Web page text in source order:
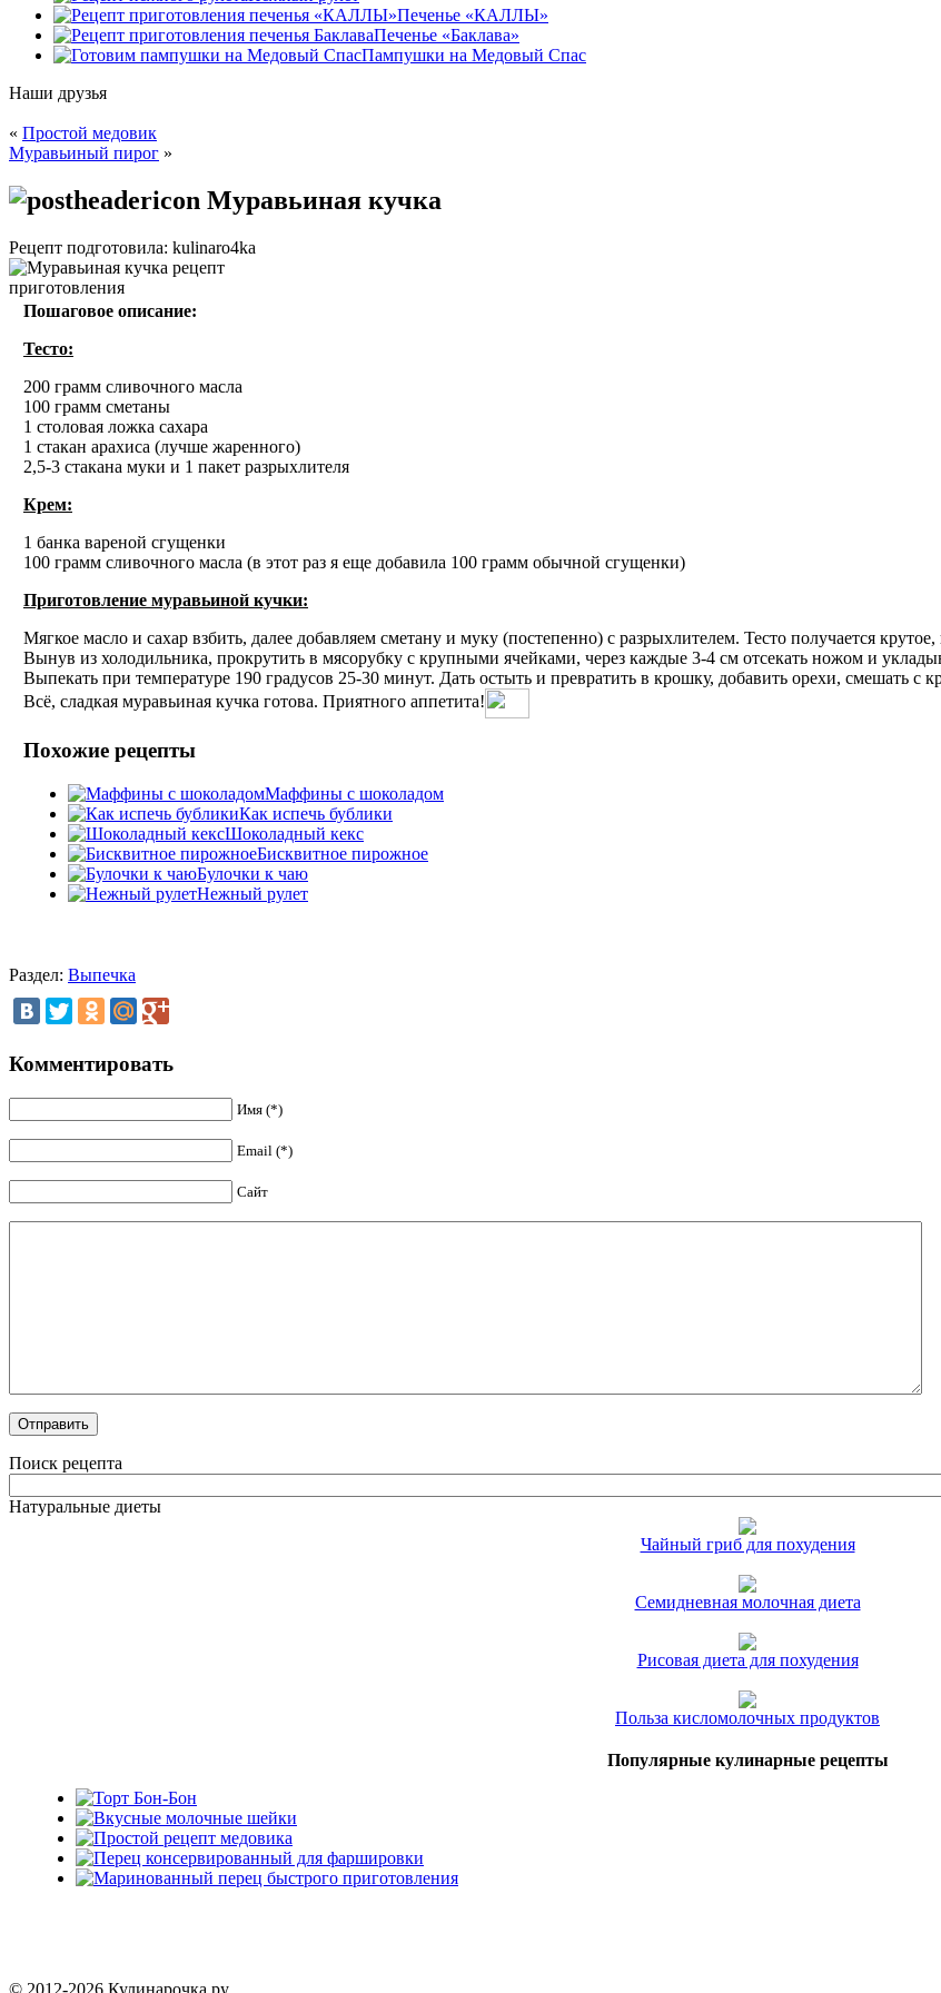
Печенье «КАЛЛЫ»
Печенье «Баклава»
Пампушки на Медовый Спас
Наши друзья
« Простой медовик
Муравьиный пирог »
Муравьиная кучка
Рецепт подготовила: kulinaro4ka
Пошаговое описание:
Тесто:
200 грамм сливочного масла
100 грамм сметаны
1 столовая ложка сахара
1 стакан арахиса (лучше жаренного)
2,5-3 стакана муки и 1 пакет разрыхлителя
Крем:
1 банка вареной сгущенки
100 грамм сливочного масла (в этот раз я еще добавила 100 грамм обычной сгущенки)
Приготовление муравьиной кучки:
Мягкое масло и сахар взбить, далее добавляем сметану и муку (постепенно) с разрыхлителем. Тесто получается
Вынув из холодильника, прокрутить в мясорубку с крупными ячейками, через каждые 3-4 см отсекать ножом и
Выпекать при температуре 190 градусов 25-30 минут. Дать остыть и превратить в крошку, добавить орехи, смешать с
Всё, сладкая муравьиная кучка готова. Приятного аппетита!
Похожие рецепты
Маффины с шоколадом
Как испечь бублики
Шоколадный кекс
Бисквитное пирожное
Булочки к чаю
Нежный рулет
Раздел: Выпечка
Комментировать
Имя (*)
Email (*)
Сайт
Поиск рецепта
Натуральные диеты
Чайный гриб для похудения
Семидневная молочная диета
Рисовая диета для похудения
Польза кисломолочных продуктов
Популярные кулинарные рецепты
© 2012-2026 Кулинарочка.ру